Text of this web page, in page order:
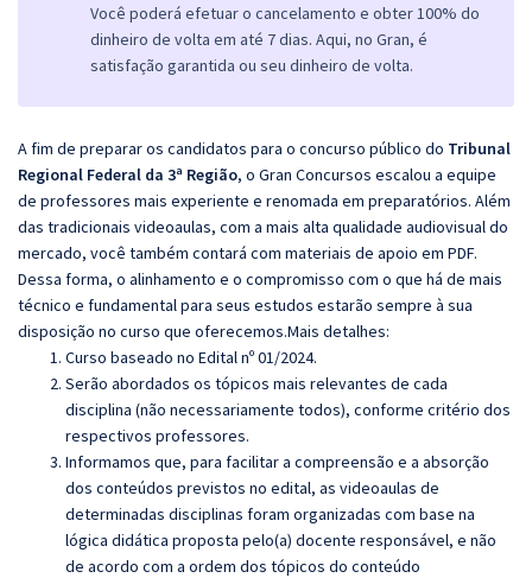
Você poderá efetuar o cancelamento e obter 100% do
dinheiro de volta em até 7 dias. Aqui, no Gran, é
satisfação garantida ou seu dinheiro de volta.
A fim de preparar os candidatos para o concurso público do Tribunal
Regional Federal da 3ª Região, o Gran Concursos escalou a equipe
de professores mais experiente e renomada em preparatórios. Além
das tradicionais videoaulas, com a mais alta qualidade audiovisual do
mercado, você também contará com materiais de apoio em PDF.
Dessa forma, o alinhamento e o compromisso com o que há de mais
técnico e fundamental para seus estudos estarão sempre à sua
disposição no curso que oferecemos.Mais detalhes:
Curso baseado no Edital nº 01/2024.
Serão abordados os tópicos mais relevantes de cada
disciplina (não necessariamente todos), conforme critério dos
respectivos professores.
Informamos que, para facilitar a compreensão e a absorção
dos conteúdos previstos no edital, as videoaulas de
determinadas disciplinas foram organizadas com base na
lógica didática proposta pelo(a) docente responsável, e não
de acordo com a ordem dos tópicos do conteúdo